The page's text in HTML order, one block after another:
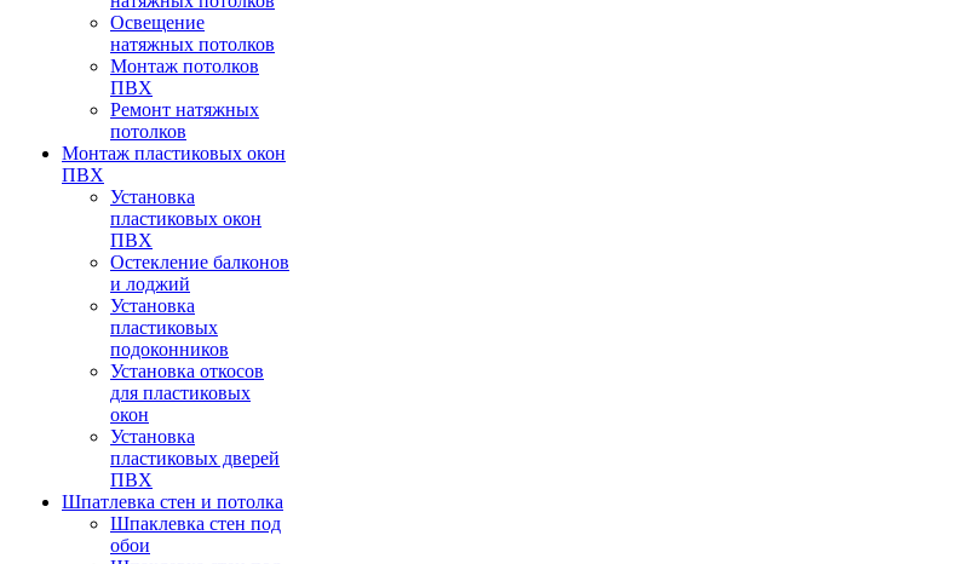
Освещение
натяжных потолков
Монтаж потолков
ПВХ
Ремонт натяжных
потолков
Монтаж пластиковых окон
ПВХ
Установка
пластиковых окон
ПВХ
Остекление балконов
и лоджий
Установка
пластиковых
подоконников
Установка откосов
для пластиковых
окон
Установка
пластиковых дверей
ПВХ
Шпатлевка стен и потолка
Шпаклевка стен под
обои